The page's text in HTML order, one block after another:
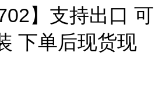
】支持出口 可
下单后现货现